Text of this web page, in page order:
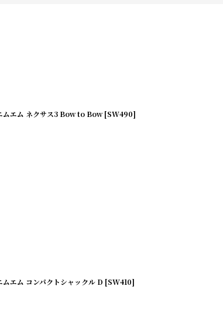
ムエム ネクサス3 Bow to Bow [SW490]
エム コンパクトシャックル D [SW410]